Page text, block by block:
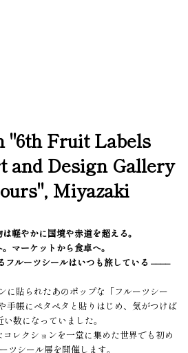
"6th Fruit Labels
and Design Gallery
Miyazaki
軽やかに国境や赤道を超える。
マーケットから食卓へ。
フルーツシールはいつも旅している ––––
に貼られたあのポップな「フルーツシー
手帳にペタペタと貼りはじめ、気がつけば
い数になっていました。
レクションを一堂に集めた世界でも初め
ツシール展を開催します。